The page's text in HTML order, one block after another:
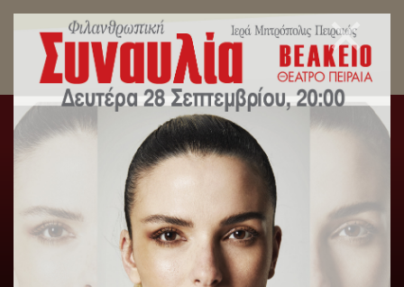
Ευλογία Πρωτοχρονιάτικης Βασιλόπιτας στο
Γηροκομείο Πειραιώς